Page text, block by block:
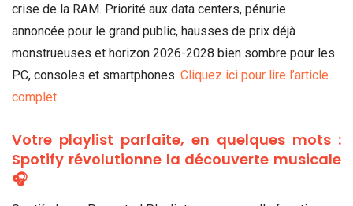
crise de la RAM. Priorité aux data centers, pénurie
annoncée pour le grand public, hausses de prix déjà
monstrueuses et horizon 2026-2028 bien sombre pour les
PC, consoles et smartphones. Cliquez ici pour lire l’article
complet
Votre playlist parfaite, en quelques mots :
Spotify révolutionne la découverte musicale
🎧